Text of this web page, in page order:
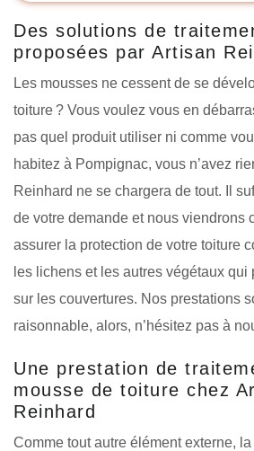
Des solutions de
proposées par Artisan
Les mousses ne cessent de se
toiture ? Vous voulez vous en
pas quel produit utiliser ni comme
habitez à Pompignac, vous n’avez
Reinhard ne se chargera de tout. Il
de votre demande et nous viendrons
assurer la protection de votre toiture
les lichens et les autres végétaux qui
sur les couvertures. Nos prestations
raisonnable, alors, n’hésitez pas à
Une prestation de
mousse de toiture chez
Reinhard
Comme tout autre élément externe,